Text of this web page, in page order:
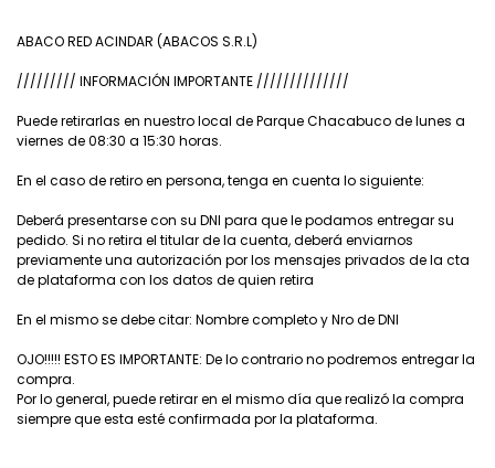
ABACO RED ACINDAR (ABACOS S.R.L)
///////// INFORMACIÓN IMPORTANTE //////////////
Puede retirarlas en nuestro local de Parque Chacabuco de lunes a
viernes de 08:30 a 15:30 horas.
En el caso de retiro en persona, tenga en cuenta lo siguiente:
Deberá presentarse con su DNI para que le podamos entregar su
pedido. Si no retira el titular de la cuenta, deberá enviarnos
previamente una autorización por los mensajes privados de la cta
de plataforma con los datos de quien retira
En el mismo se debe citar: Nombre completo y Nro de DNI
OJO!!!!! ESTO ES IMPORTANTE: De lo contrario no podremos entregar la
compra.
Por lo general, puede retirar en el mismo día que realizó la compra
siempre que esta esté confirmada por la plataforma.